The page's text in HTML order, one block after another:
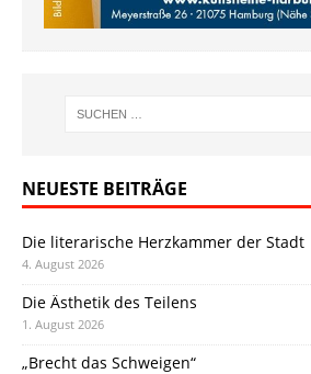
NEUESTE BEITRÄGE
Die literarische Herzkammer der Stadt
4. August 2026
Die Ästhetik des Teilens
1. August 2026
„Brecht das Schweigen“